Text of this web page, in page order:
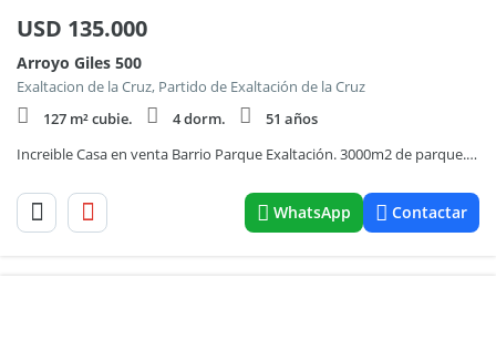
USD 135.000
Arroyo Giles 500
Exaltacion de la Cruz, Partido de Exaltación de la Cruz
127 m² cubie.
4 dorm.
51 años
Increible Casa en venta Barrio Parque Exaltación. 3000m2 de parque. 4 dormitorios. Piscina
WhatsApp Contactar